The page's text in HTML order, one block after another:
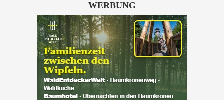
WERBUNG